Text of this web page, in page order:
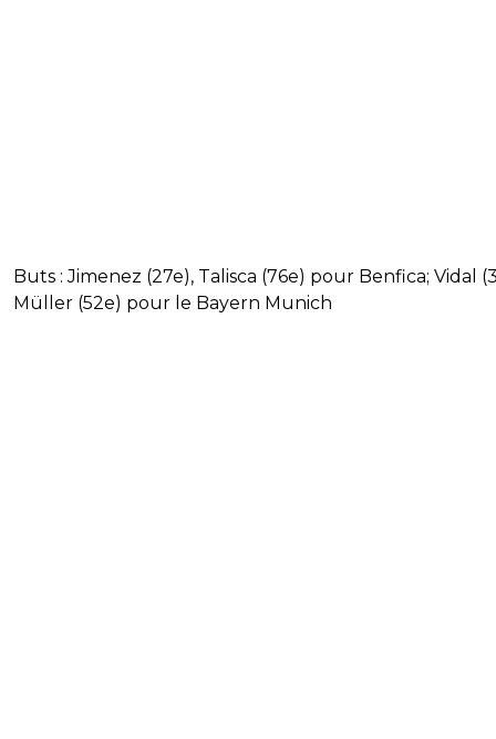
Buts : Jimenez (27e), Talisca (76e) pour Benfica; Vidal
Müller (52e) pour le Bayern Munich